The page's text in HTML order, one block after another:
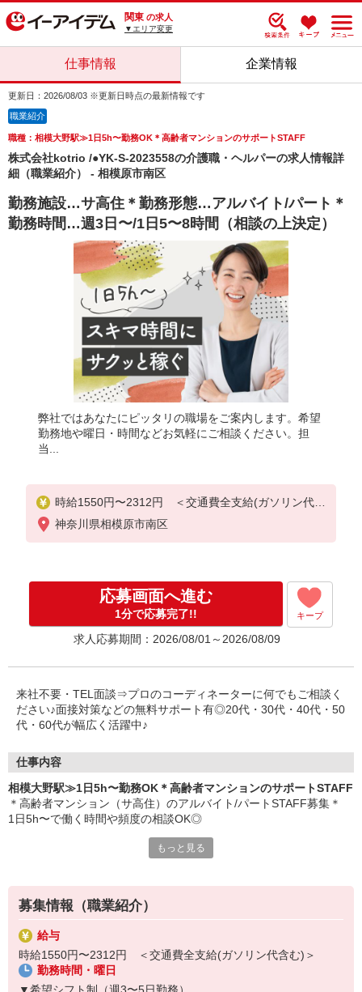
関東 の求人
▼エリア変更
仕事情報 企業情報
更新日：2026/08/03 ※更新日時点の最新情報です
職業紹介
職種：相模大野駅≫1日5h〜勤務OK＊高齢者マンションのサポートSTAFF
株式会社kotrio /●YK-S-2023558の介護職・ヘルパーの求人情報詳
細（職業紹介） - 相模原市南区
勤務施設…サ高住＊勤務形態…アルバイト/パート＊
勤務時間…週3日〜/1日5〜8時間（相談の上決定）
弊社ではあなたにピッタリの職場をご案内します。希望
勤務地や曜日・時間などお気軽にご相談ください。担
当...
時給1550円〜2312円 ＜交通費全支給(ガソリン代含
む)＞
神奈川県相模原市南区
応募画面へ進む
1分で応募完了!! キープ
求人応募期間：2026/08/01～2026/08/09
来社不要・TEL面談⇒プロのコーディネーターに何でもご相談く
ださい♪面接対策などの無料サポート有◎20代・30代・40代・50
代・60代が幅広く活躍中♪
仕事内容
相模大野駅≫1日5h〜勤務OK＊高齢者マンションのサポートSTAFF
＊高齢者マンション（サ高住）のアルバイト/パートSTAFF募集＊
1日5h〜で働く時間や頻度の相談OK◎
・施設内の環境整備
・必要に応じた生活介助 など
入居している高齢者のほとんどは健康で元気な方々です！
がっつり介護ではなく、快適な生活を送っていただくためのサポー
ト業務がメイン♪
もっと見る
募集情報（職業紹介）
給与
時給1550円〜2312円 ＜交通費全支給(ガソリン代含む)＞
勤務時間・曜日